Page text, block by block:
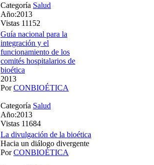
Categoría Salud
Año:2013
Vistas 11152
Guía nacional para la
integración y el
funcionamiento de los
comités hospitalarios de
bioética
2013
PorCONBIOÉTICA
Categoría Salud
Año:2013
Vistas 11684
La divulgación de la bioética
Hacia un diálogo divergente
PorCONBIOÉTICA